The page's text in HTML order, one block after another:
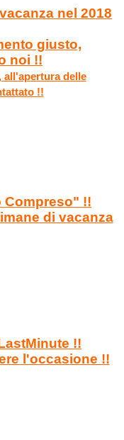
nel 2018
giusto,
noi !!
all'apertura delle
!!
Compreso" !!
di vacanza
!!
l'occasione !!